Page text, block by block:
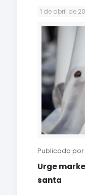
1 de abril de
Publicado por
Urge
santa